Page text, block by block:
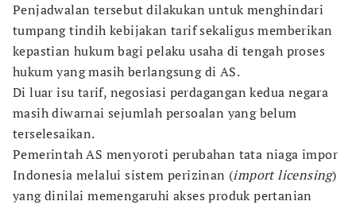
Penjadwalan tersebut dilakukan untuk menghindari
tumpang tindih kebijakan tarif sekaligus memberikan
kepastian hukum bagi pelaku usaha di tengah proses
hukum yang masih berlangsung di AS.
Di luar isu tarif, negosiasi perdagangan kedua negara
masih diwarnai sejumlah persoalan yang belum
terselesaikan.
Pemerintah AS menyoroti perubahan tata niaga impor
Indonesia melalui sistem perizinan (import licensing)
yang dinilai memengaruhi akses produk pertanian